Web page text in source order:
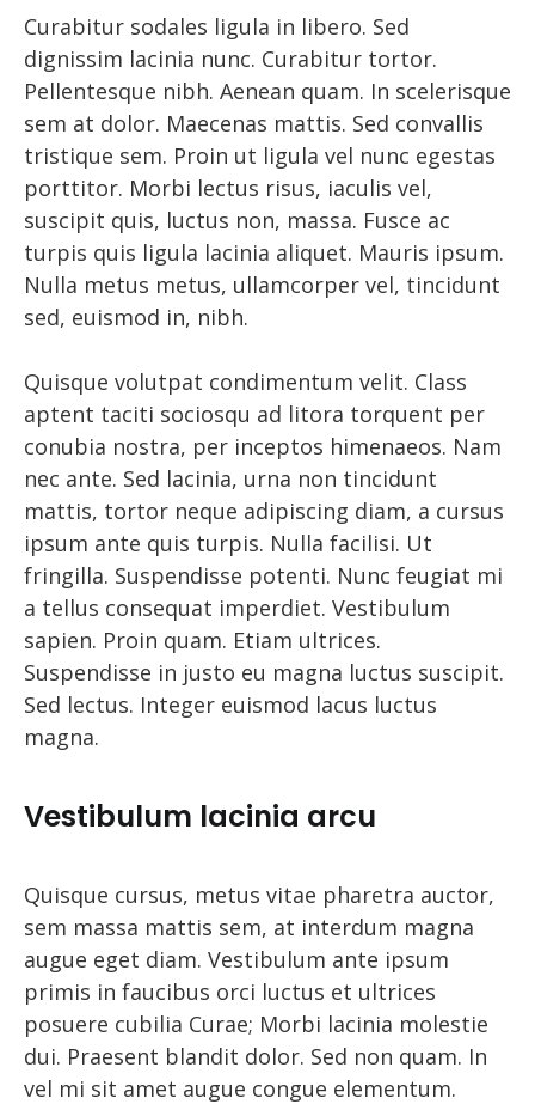
Curabitur sodales ligula in libero. Sed
dignissim lacinia nunc. Curabitur tortor.
Pellentesque nibh. Aenean quam. In scelerisque
sem at dolor. Maecenas mattis. Sed convallis
tristique sem. Proin ut ligula vel nunc egestas
porttitor. Morbi lectus risus, iaculis vel,
suscipit quis, luctus non, massa. Fusce ac
turpis quis ligula lacinia aliquet. Mauris ipsum.
Nulla metus metus, ullamcorper vel, tincidunt
sed, euismod in, nibh.
Quisque volutpat condimentum velit. Class
aptent taciti sociosqu ad litora torquent per
conubia nostra, per inceptos himenaeos. Nam
nec ante. Sed lacinia, urna non tincidunt
mattis, tortor neque adipiscing diam, a cursus
ipsum ante quis turpis. Nulla facilisi. Ut
fringilla. Suspendisse potenti. Nunc feugiat mi
a tellus consequat imperdiet. Vestibulum
sapien. Proin quam. Etiam ultrices.
Suspendisse in justo eu magna luctus suscipit.
Sed lectus. Integer euismod lacus luctus
magna.
Vestibulum lacinia arcu
Quisque cursus, metus vitae pharetra auctor,
sem massa mattis sem, at interdum magna
augue eget diam. Vestibulum ante ipsum
primis in faucibus orci luctus et ultrices
posuere cubilia Curae; Morbi lacinia molestie
dui. Praesent blandit dolor. Sed non quam. In
vel mi sit amet augue congue elementum.